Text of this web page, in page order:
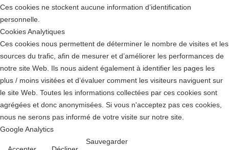
Ces cookies ne stockent aucune information d’identification
personnelle.
Cookies Analytiques
Ces cookies nous permettent de déterminer le nombre de visites et les
sources du trafic, afin de mesurer et d’améliorer les performances de
notre site Web. Ils nous aident également à identifier les pages les
plus / moins visitées et d’évaluer comment les visiteurs naviguent sur
le site Web. Toutes les informations collectées par ces cookies sont
agrégées et donc anonymisées. Si vous n'acceptez pas ces cookies,
nous ne serons pas informé de votre visite sur notre site.
Google Analytics
Sauvegarder